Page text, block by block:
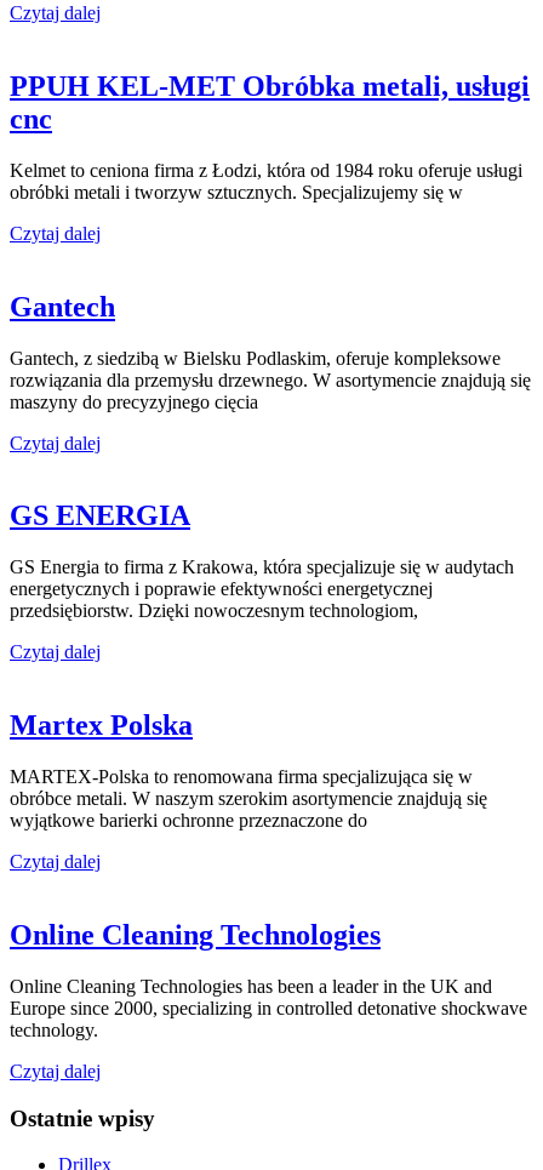
Czytaj dalej
PPUH KEL-MET Obróbka metali, usługi
cnc
Kelmet to ceniona firma z Łodzi, która od 1984 roku oferuje usługi
obróbki metali i tworzyw sztucznych. Specjalizujemy się w
Czytaj dalej
Gantech
Gantech, z siedzibą w Bielsku Podlaskim, oferuje kompleksowe
rozwiązania dla przemysłu drzewnego. W asortymencie znajdują się
maszyny do precyzyjnego cięcia
Czytaj dalej
GS ENERGIA
GS Energia to firma z Krakowa, która specjalizuje się w audytach
energetycznych i poprawie efektywności energetycznej
przedsiębiorstw. Dzięki nowoczesnym technologiom,
Czytaj dalej
Martex Polska
MARTEX-Polska to renomowana firma specjalizująca się w
obróbce metali. W naszym szerokim asortymencie znajdują się
wyjątkowe barierki ochronne przeznaczone do
Czytaj dalej
Online Cleaning Technologies
Online Cleaning Technologies has been a leader in the UK and
Europe since 2000, specializing in controlled detonative shockwave
technology.
Czytaj dalej
Ostatnie wpisy
Drillex